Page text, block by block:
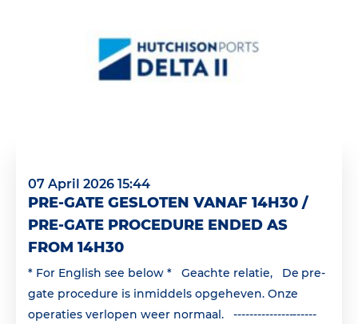
07 April 2026 15:44
PRE-GATE GESLOTEN VANAF 14H30 /
PRE-GATE PROCEDURE ENDED AS
FROM 14H30
* For English see below * Geachte relatie, De pre-
gate procedure is inmiddels opgeheven. Onze
operaties verlopen weer normaal. ---------------------